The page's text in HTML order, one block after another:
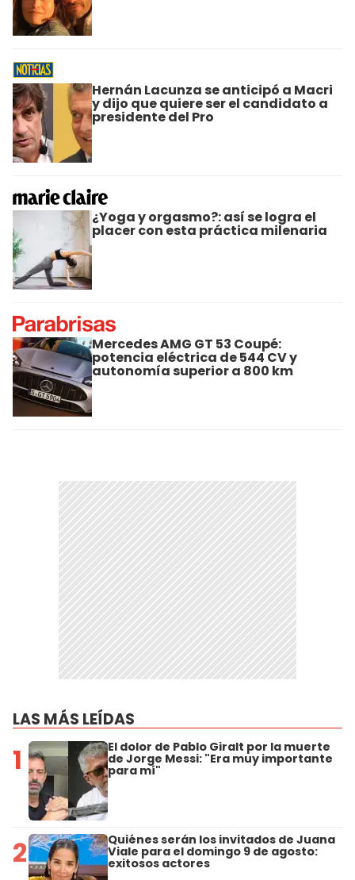
Hernán Lacunza se anticipó a Macri
y dijo que quiere ser el candidato a
presidente del Pro
¿Yoga y orgasmo?: así se logra el
placer con esta práctica milenaria
Mercedes AMG GT 53 Coupé:
potencia eléctrica de 544 CV y
autonomía superior a 800 km
LAS MÁS LEÍDAS
1 El dolor de Pablo Giralt por la muerte
de Jorge Messi: "Era muy importante
para mí"
2 Quiénes serán los invitados de Juana
Viale para el domingo 9 de agosto:
exitosos actores